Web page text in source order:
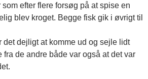
efter flere forsøg på at spise en
blev kroget. Begge fisk gik i øvrigt til
det dejligt at komme ud og sejle lidt
fra de andre både var også at det var